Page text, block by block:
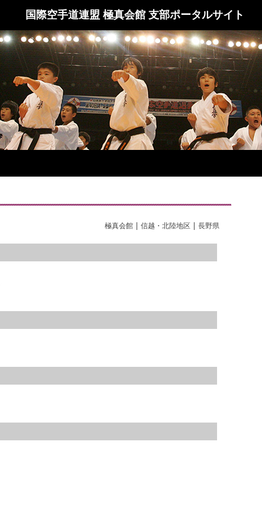
国際空手道連盟 極真会館 支部ポータルサイト
極真会館 | 信越・北陸地区 | 長野県